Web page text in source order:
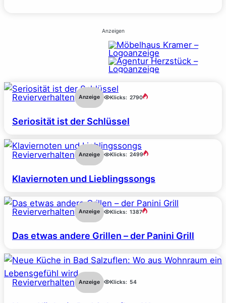
Anzeigen
Revierverhalten Anzeige Klicks: 2790
Seriosität ist der Schlüssel
Revierverhalten Anzeige Klicks: 2499
Klaviernoten und Lieblingssongs
Revierverhalten Anzeige Klicks: 1387
Das etwas andere Grillen – der Panini Grill
Revierverhalten Anzeige Klicks: 54